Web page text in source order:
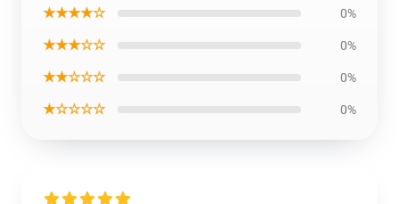
★★★★☆ 0%
★★★☆☆ 0%
★★☆☆☆ 0%
★☆☆☆☆ 0%